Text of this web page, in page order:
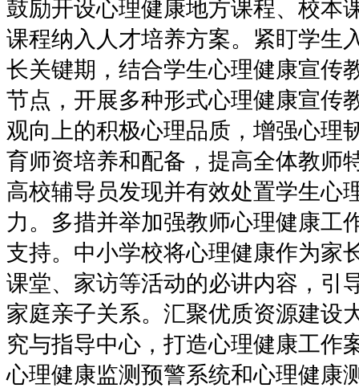
鼓励开设心理健康地方课程、校本
课程纳入人才培养方案。紧盯学生
长关键期，结合学生心理健康宣传
节点，开展多种形式心理健康宣传
观向上的积极心理品质，增强心理
育师资培养和配备，提高全体教师
高校辅导员发现并有效处置学生心
力。多措并举加强教师心理健康工
支持。中小学校将心理健康作为家
课堂、家访等活动的必讲内容，引
家庭亲子关系。汇聚优质资源建设
究与指导中心，打造心理健康工作
心理健康监测预警系统和心理健康